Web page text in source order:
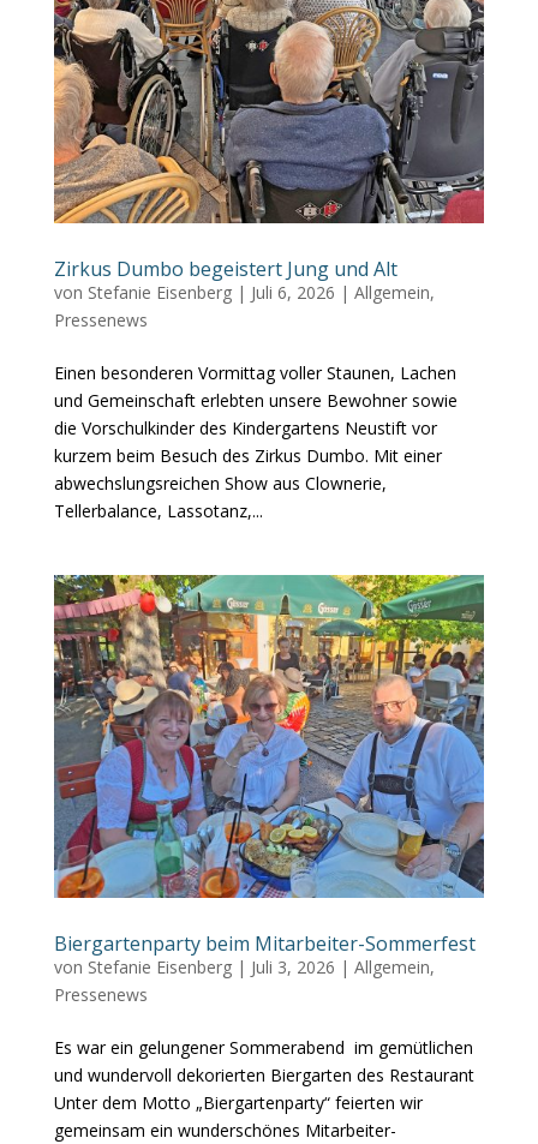
Zirkus Dumbo begeistert Jung und Alt
von Stefanie Eisenberg| Juli 6, 2026 | Allgemein,
Pressenews
Einen besonderen Vormittag voller Staunen, Lachen
und Gemeinschaft erlebten unsere Bewohner sowie
die Vorschulkinder des Kindergartens Neustift vor
kurzem beim Besuch des Zirkus Dumbo. Mit einer
abwechslungsreichen Show aus Clownerie,
Tellerbalance, Lassotanz,...
Biergartenparty beim Mitarbeiter-Sommerfest
von Stefanie Eisenberg| Juli 3, 2026 | Allgemein,
Pressenews
Es war ein gelungener Sommerabend im gemütlichen
und wundervoll dekorierten Biergarten des Restaurant
Unter dem Motto „Biergartenparty“ feierten wir
gemeinsam ein wunderschönes Mitarbeiter-